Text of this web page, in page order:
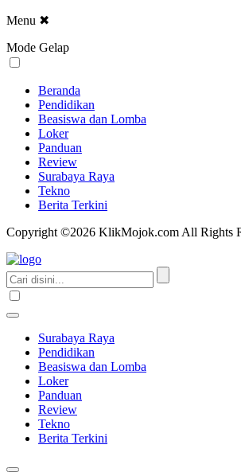
Menu ✖
Mode Gelap
Beranda
Pendidikan
Beasiswa dan Lomba
Loker
Panduan
Review
Surabaya Raya
Tekno
Berita Terkini
Copyright ©2026 KlikMojok.com All Rights
Surabaya Raya
Pendidikan
Beasiswa dan Lomba
Loker
Panduan
Review
Tekno
Berita Terkini